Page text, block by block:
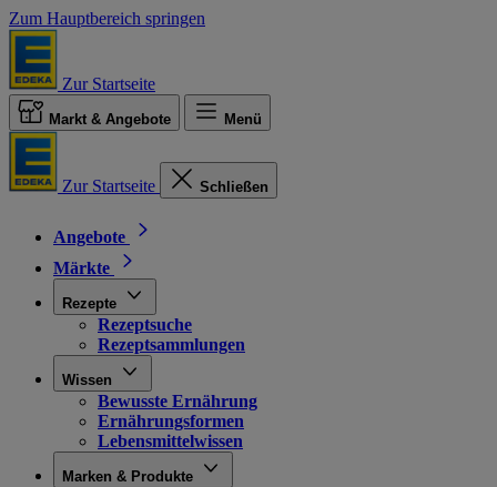
Zum Hauptbereich springen
Zur Startseite
Markt & Angebote Menü
Zur Startseite Schließen
Angebote
Märkte
Rezepte
Rezeptsuche
Rezeptsammlungen
Wissen
Bewusste Ernährung
Ernährungsformen
Lebensmittelwissen
Marken & Produkte